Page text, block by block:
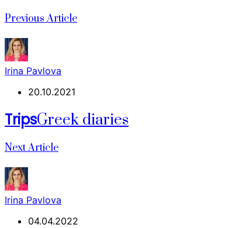
Previous Article
Irina Pavlova
20.10.2021
TripsGreek diaries
Next Article
Irina Pavlova
04.04.2022